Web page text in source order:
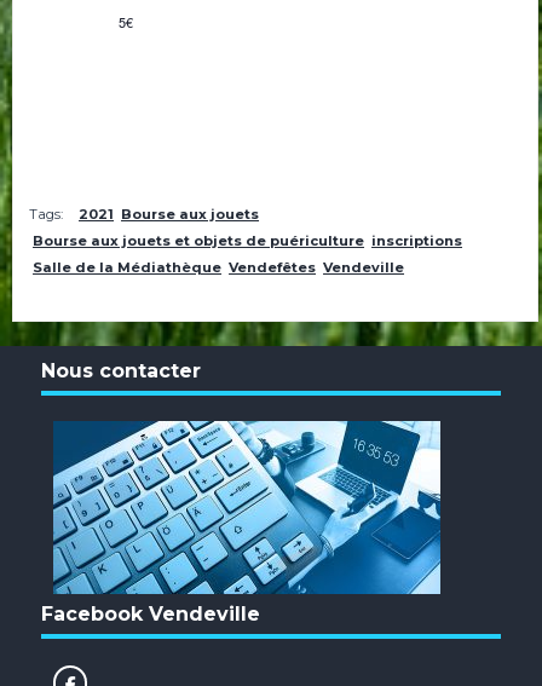
5€
Tags: 2021 Bourse aux jouets
Bourse aux jouets et objets de puériculture inscriptions
Salle de la Médiathèque Vendefêtes Vendeville
Nous contacter
Facebook Vendeville